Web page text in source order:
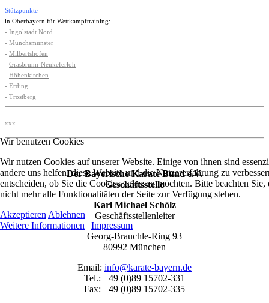
Stützpunkte
in Oberbayern für Wettkampftraining:
- Ingolstadt Nord
- Münchsmünster
- Milbertshofen
- Grasbrunn-Neukeferloh
- Höhenkirchen
- Erding
- Trostberg
xxx
Der Bayerische Karate Bund e.V.
Geschäftsstelle
Karl Michael Schölz
Geschäftsstellenleiter
Georg-Brauchle-Ring 93
80992 München
Email: info@karate-bayern.de
Tel.: +49 (0)89 15702-331
Fax: +49 (0)89 15702-335
Wir benutzen Cookies
Wir nutzen Cookies auf unserer Website. Einige von ihnen sind
andere uns helfen, diese Website und die Nutzererfahrung zu
entscheiden, ob Sie die Cookies zulassen möchten. Bitte beachten
nicht mehr alle Funktionalitäten der Seite zur Verfügung stehen.
Akzeptieren Ablehnen
Weitere Informationen | Impressum